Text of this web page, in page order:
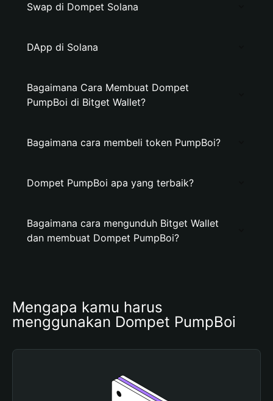
Swap di Dompet Solana
DApp di Solana
Bagaimana Cara Membuat Dompet
PumpBoi di Bitget Wallet?
Bagaimana cara membeli token PumpBoi?
Dompet PumpBoi apa yang terbaik?
Bagaimana cara mengunduh Bitget Wallet
dan membuat Dompet PumpBoi?
Mengapa kamu harus
menggunakan Dompet PumpBoi